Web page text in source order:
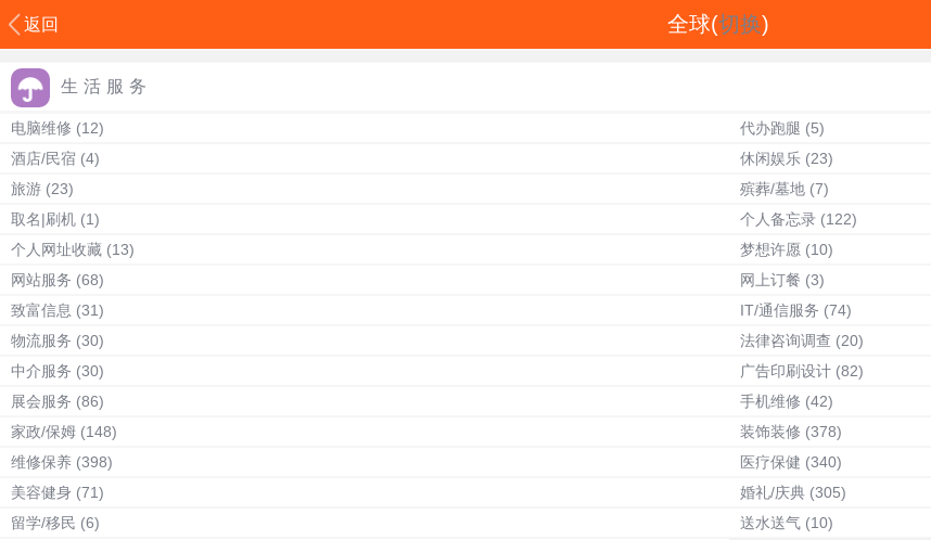
返回 全球(切换)
生活服务
电脑维修 (12) 代办跑腿 (5)
酒店/民宿 (4) 休闲娱乐 (23)
旅游 (23) 殡葬/墓地 (7)
取名|刷机 (1) 个人备忘录 (122)
个人网址收藏 (13) 梦想许愿 (10)
网站服务 (68) 网上订餐 (3)
致富信息 (31) IT/通信服务 (74)
物流服务 (30) 法律咨询调查 (20)
中介服务 (30) 广告印刷设计 (82)
展会服务 (86) 手机维修 (42)
家政/保姆 (148) 装饰装修 (378)
维修保养 (398) 医疗保健 (340)
美容健身 (71) 婚礼/庆典 (305)
留学/移民 (6) 送水送气 (10)